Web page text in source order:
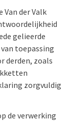
der Valk
gelieerde
toepassing
derden, zoals
zorgvuldig
de verwerking